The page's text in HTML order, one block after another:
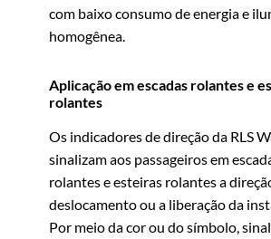
com baixo consumo de energia e
homogênea.
Aplicação em escadas rolantes e
rolantes
Os indicadores de direção da RLS
sinalizam aos passageiros em
rolantes e esteiras rolantes a
deslocamento ou a liberação da
Por meio da cor ou do símbolo,